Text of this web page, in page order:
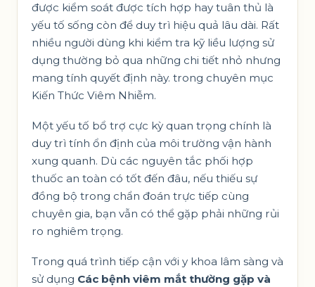
được kiểm soát được tích hợp hay tuân thủ là
yếu tố sống còn để duy trì hiệu quả lâu dài. Rất
nhiều người dùng khi kiểm tra kỹ liều lượng sử
dụng thường bỏ qua những chi tiết nhỏ nhưng
mang tính quyết định này. trong chuyên mục
Kiến Thức Viêm Nhiễm.
Một yếu tố bổ trợ cực kỳ quan trọng chính là
duy trì tính ổn định của môi trường vận hành
xung quanh. Dù các nguyên tắc phối hợp
thuốc an toàn có tốt đến đâu, nếu thiếu sự
đồng bộ trong chẩn đoán trực tiếp cùng
chuyên gia, bạn vẫn có thể gặp phải những rủi
ro nghiêm trọng.
Trong quá trình tiếp cận với y khoa lâm sàng và
sử dụng Các bệnh viêm mắt thường gặp và